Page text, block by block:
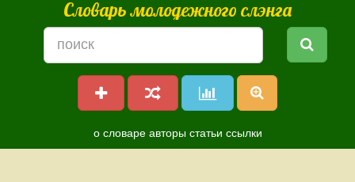
Словарь молодежного слэнга
о словаре авторы статьи ссылки